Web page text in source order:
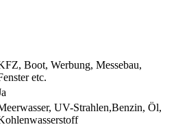
Boot, Werbung, Messebau,
etc.
UV-Strahlen,Benzin, Öl,